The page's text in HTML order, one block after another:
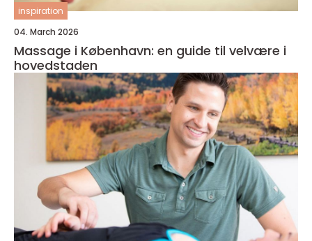
inspiration
04. March 2026
Massage i København: en guide til velvære i
hovedstaden